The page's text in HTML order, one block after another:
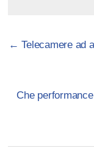
← Telecamere ad
Che